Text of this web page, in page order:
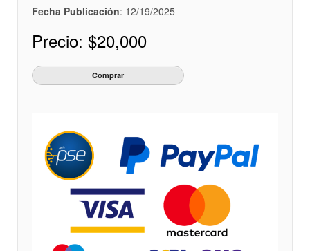
Fecha Publicación: 12/19/2025
Precio: $20,000